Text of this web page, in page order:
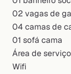
02 vagas de
04 camas de
01 sofá cama
Área de serviço
Wifi